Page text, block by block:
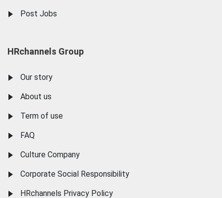
Post Jobs
HRchannels Group
Our story
About us
Term of use
FAQ
Culture Company
Corporate Social Responsibility
HRchannels Privacy Policy